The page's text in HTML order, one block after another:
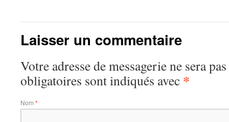
Laisser un commentaire
Votre adresse de messagerie ne sera
obligatoires sont indiqués avec *
Nom *